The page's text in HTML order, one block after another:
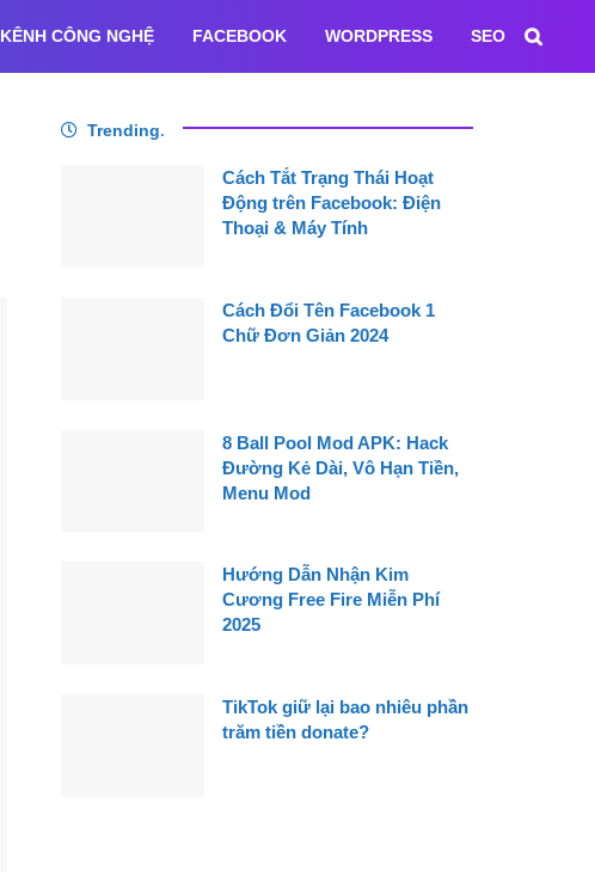
KÊNH CÔNG NGHỆ FACEBOOK WORDPRESS SEO
Trending.
Cách Tắt Trạng Thái Hoạt
Động trên Facebook: Điện
Thoại & Máy Tính
Cách Đổi Tên Facebook 1
Chữ Đơn Giản 2024
8 Ball Pool Mod APK: Hack
Đường Kẻ Dài, Vô Hạn Tiền,
Menu Mod
Hướng Dẫn Nhận Kim
Cương Free Fire Miễn Phí
2025
TikTok giữ lại bao nhiêu phần
trăm tiền donate?